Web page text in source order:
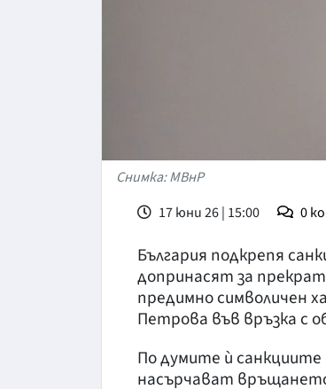
Снимка: МВнР
17 юни 26 | 15:00
0
България подкрепя
допринасят за
предимно символичен
Петрова във връзка с
По думите ѝ
насърчават